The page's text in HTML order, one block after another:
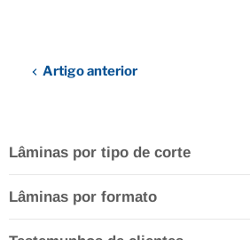
Artigo anterior
Lâminas por tipo de corte
Lâminas por formato